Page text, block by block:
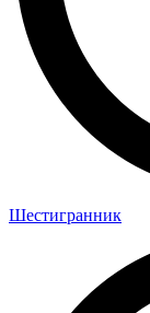
Шестигранник